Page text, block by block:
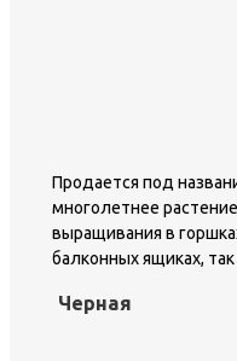
Продается под
многолетнее
выращивания в
балконных ящиках,
Черная